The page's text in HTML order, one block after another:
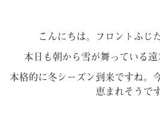
こんにちは。フロントふじ
本日も朝から雪が舞っている遠
本格的に冬シーズン到来ですね。
恵まれそうです